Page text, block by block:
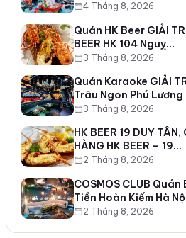
4 Tháng 8, 2026
Quán HK Beer GIẢI
BEER HK 104 Nguỵ…
3 Tháng 8, 2026
Quán Karaoke GIẢI
Trâu Ngon Phú
3 Tháng 8, 2026
HK BEER 19 DUY
HÀNG HK BEER – 19…
2 Tháng 8, 2026
COSMOS CLUB
Tiền Hoàn Kiếm Hà
2 Tháng 8, 2026